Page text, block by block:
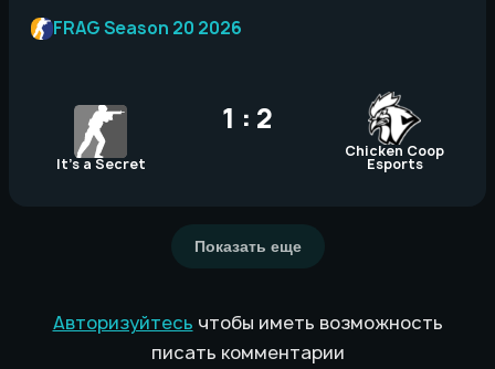
It’s a Secret
1 : 2
Chicken Coop
Esports
FRAG Season 20 2026
Показать еще
Авторизуйтесь чтобы иметь возможность
писать комментарии